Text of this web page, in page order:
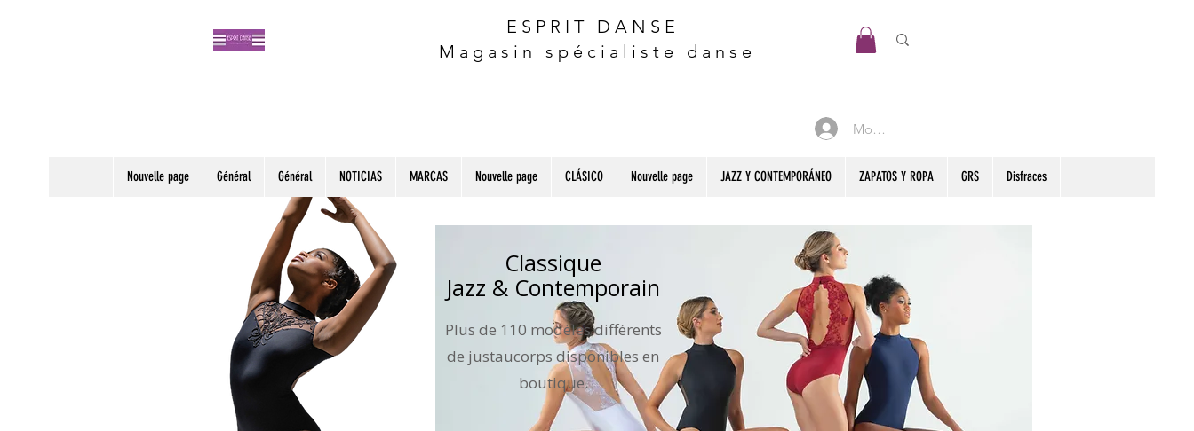
ESPRIT DANSE
Magasin spécialiste danse
Mon compte
Nouvelle page Général Général NOTICIAS MARCAS Nouvelle page CLÁSICO Nouvelle page JAZZ Y CONTEMPORÁNEO ZAPATOS Y ROPA GRS Disfraces
Classique
Jazz & Contemporain
Plus de 110 modèles différents
de justaucorps disponibles en
boutique.